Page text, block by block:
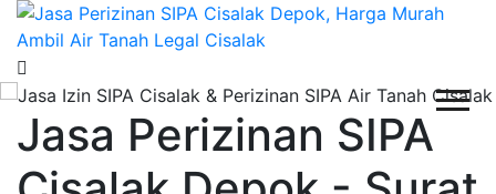
Jasa Perizinan SIPA